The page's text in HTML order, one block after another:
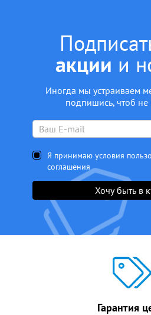
акции и
Иногда мы устраиваем
подпишись, чтоб не
Я принимаю условия
соглашения
Хочу быть в
Гарантия